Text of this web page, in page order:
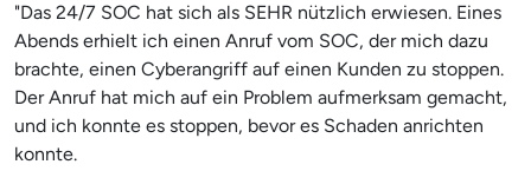
"Das 24/7 SOC hat sich als SEHR nützlich erwiesen. Eines
Abends erhielt ich einen Anruf vom SOC, der mich dazu
brachte, einen Cyberangriff auf einen Kunden zu stoppen.
Der Anruf hat mich auf ein Problem aufmerksam gemacht,
und ich konnte es stoppen, bevor es Schaden anrichten
konnte.